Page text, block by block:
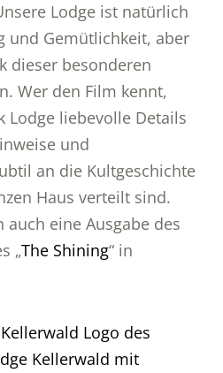
Lodge ist natürlich
und Gemütlichkeit, aber
dieser besonderen
Wer den Film kennt,
Lodge liebevolle Details
und
an die Kultgeschichte
Haus verteilt sind.
eine Ausgabe des
„The Shining“ in